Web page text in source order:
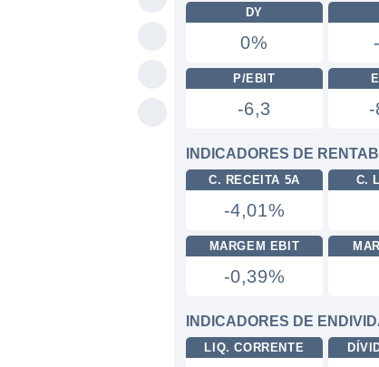
DY
0%
P/EBIT
-6,3
INDICADORES DE
C. RECEITA 5A
-4,01%
C.
MARGEM EBIT
-0,39%
INDICADORES DE
LIQ. CORRENTE